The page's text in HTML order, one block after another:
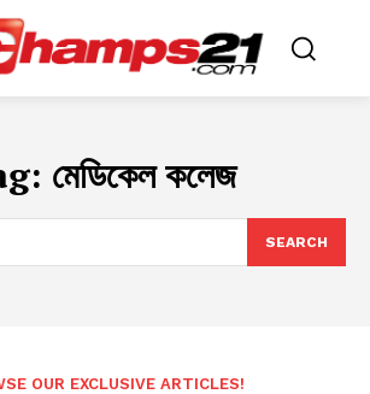
মেডিকেল কলেজ
SEARCH
OUR EXCLUSIVE ARTICLES!